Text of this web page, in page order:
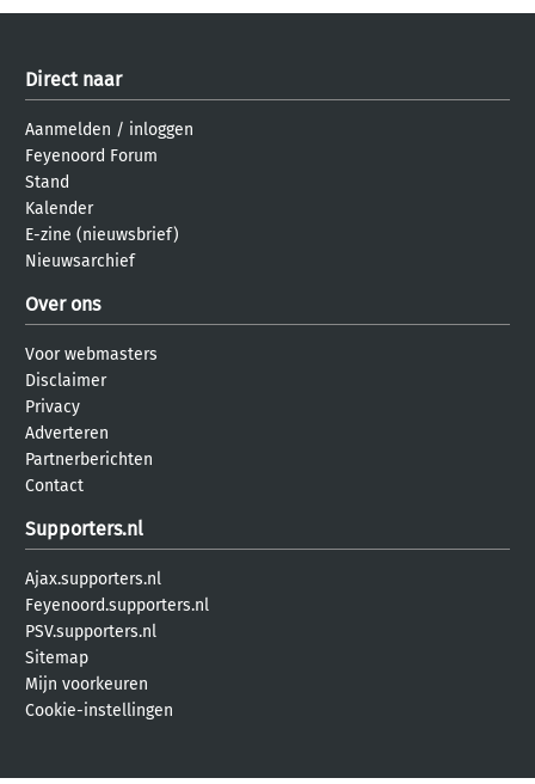
Direct naar
Aanmelden / inloggen
Feyenoord Forum
Stand
Kalender
E-zine (nieuwsbrief)
Nieuwsarchief
Over ons
Voor webmasters
Disclaimer
Privacy
Adverteren
Partnerberichten
Contact
Supporters.nl
Ajax.supporters.nl
Feyenoord.supporters.nl
PSV.supporters.nl
Sitemap
Mijn voorkeuren
Cookie-instellingen